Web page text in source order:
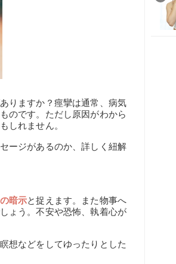
りますか？痙攣は通常、病気
のです。ただし原因がわから
しれません。
ージがあるのか、詳しく紐解
暗示と捉えます。また物事へ
ょう。不安や恐怖、執着心が
想などをしてゆったりとした